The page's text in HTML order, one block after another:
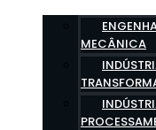
MECÂNICA